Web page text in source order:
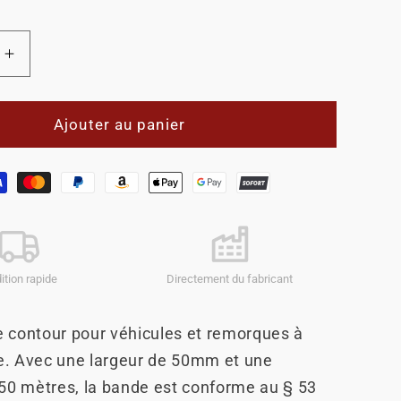
Augmenter
la
quantité
Marqueur
contour
jaune
Ajouter au panier
rapide Directement du fabricant
contour pour véhicules et remorques à
Avec une largeur de 50mm et une
mètres, la bande est conforme au § 53